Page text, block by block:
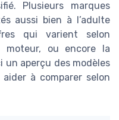
Plusieurs marques
aussi bien à l’adulte
qui varient selon
moteur, ou encore la
un aperçu des modèles
à comparer selon